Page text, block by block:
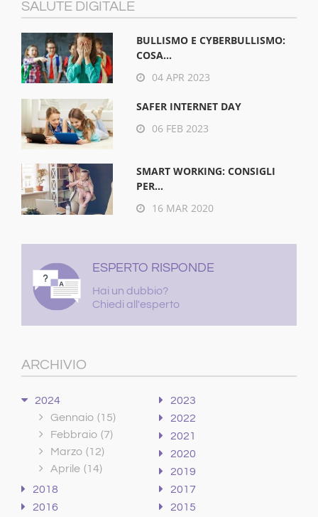
SALUTE DIGITALE
BULLISMO E CYBERBULLISMO:
COSA...
04 APR 2023
SAFER INTERNET DAY
06 FEB 2023
SMART WORKING: CONSIGLI
PER...
16 MAR 2020
ESPERTO RISPONDE
Hai un dubbio?
Chiedi all'esperto
ARCHIVIO
2024
Gennaio (15)
Febbraio (7)
Marzo (12)
Aprile (14)
2023
2022
2021
2020
2019
2018
2017
2016
2015